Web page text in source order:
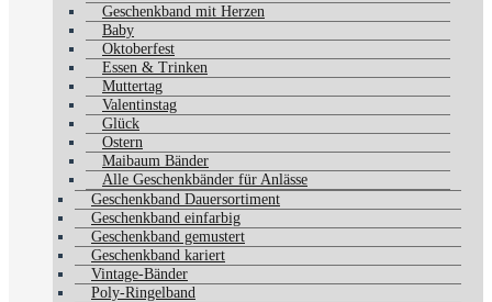
Geschenkband mit Herzen
Baby
Oktoberfest
Essen & Trinken
Muttertag
Valentinstag
Glück
Ostern
Maibaum Bänder
Alle Geschenkbänder für Anlässe
Geschenkband Dauersortiment
Geschenkband einfarbig
Geschenkband gemustert
Geschenkband kariert
Vintage-Bänder
Poly-Ringelband